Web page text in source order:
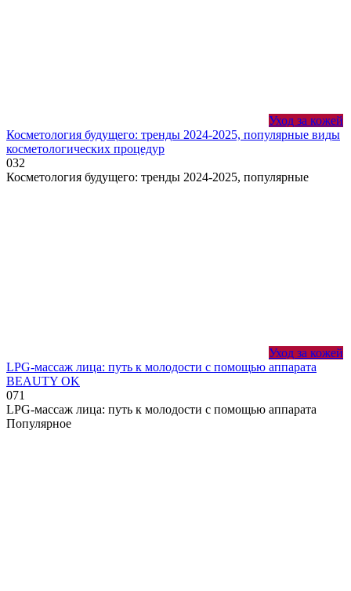
Уход за кожей
Косметология будущего: тренды 2024-2025, популярные виды
косметологических процедур
032
Косметология будущего: тренды 2024-2025, популярные
Уход за кожей
LPG-массаж лица: путь к молодости с помощью аппарата
BEAUTY OK
071
LPG-массаж лица: путь к молодости с помощью аппарата
Популярное